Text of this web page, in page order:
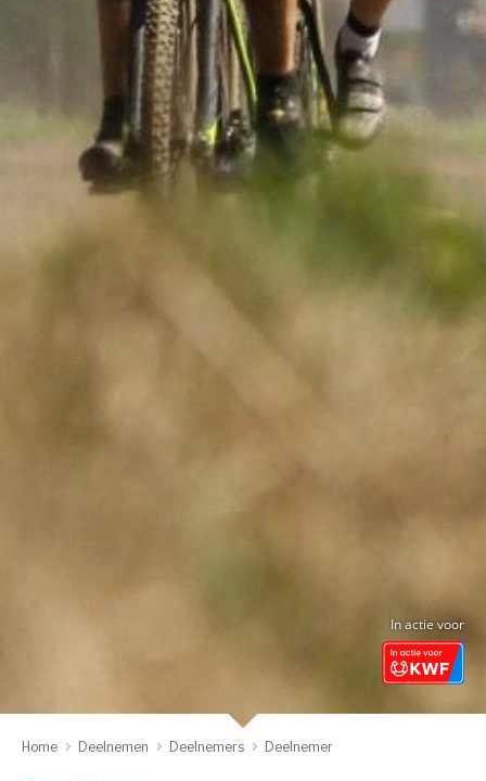
In actie voor
Home Deelnemen Deelnemers Deelnemer